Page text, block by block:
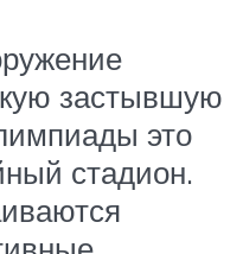
застывшую
это
стадион.